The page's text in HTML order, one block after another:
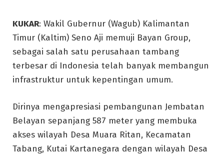
KUKAR: Wakil Gubernur (Wagub) Kalimantan
Timur (Kaltim) Seno Aji memuji Bayan Group,
sebagai salah satu perusahaan tambang
terbesar di Indonesia telah banyak membangun
infrastruktur untuk kepentingan umum.
Dirinya mengapresiasi pembangunan Jembatan
Belayan sepanjang 587 meter yang membuka
akses wilayah Desa Muara Ritan, Kecamatan
Tabang, Kutai Kartanegara dengan wilayah Desa